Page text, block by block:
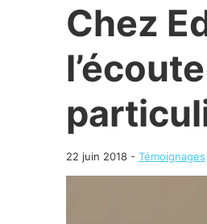
Chez
22 juin 2018 - Témoignages